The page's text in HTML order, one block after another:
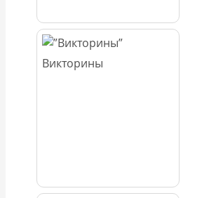
Викторины